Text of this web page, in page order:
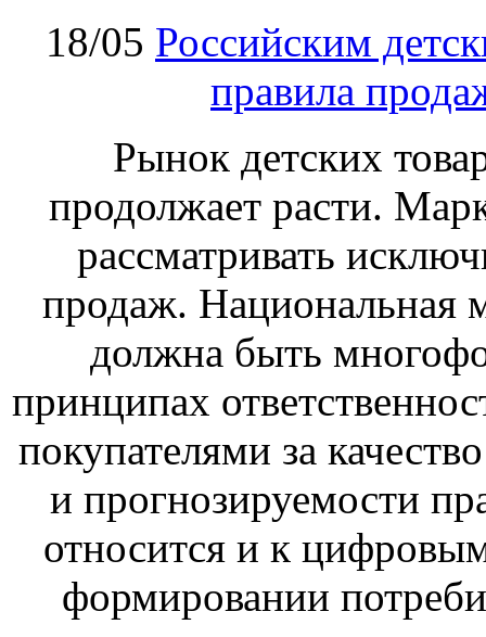
18/05 Российским
правила
Рынок детских
продолжает расти.
рассматривать
продаж. Национальная
должна быть
принципах
покупателями за
и прогнозируемости
относится и к
формировании